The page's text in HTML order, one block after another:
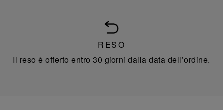
RESO
Il reso è offerto entro 30 giorni dalla data dell’ordine.